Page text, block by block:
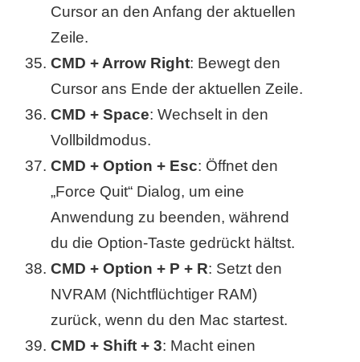
Cursor an den Anfang der aktuellen
Zeile.
CMD + Arrow Right: Bewegt den
Cursor ans Ende der aktuellen Zeile.
CMD + Space: Wechselt in den
Vollbildmodus.
CMD + Option + Esc: Öffnet den
„Force Quit“ Dialog, um eine
Anwendung zu beenden, während
du die Option-Taste gedrückt hältst.
CMD + Option + P + R: Setzt den
NVRAM (Nichtflüchtiger RAM)
zurück, wenn du den Mac startest.
CMD + Shift + 3: Macht einen